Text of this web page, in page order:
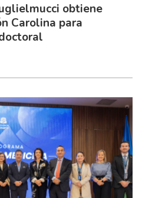
obtiene
Carolina para